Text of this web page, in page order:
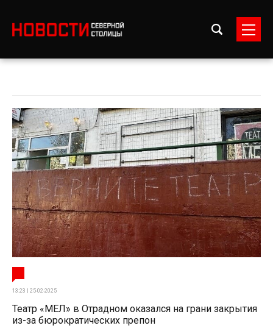
13:23 | 25-02-2025
Театр «МЕЛ» в Отрадном оказался на грани закрытия
из-за бюрократических препон